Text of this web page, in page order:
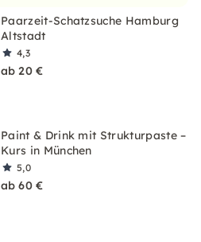
Paarzeit-Schatzsuche Hamburg
Altstadt
4,3
ab 20 €
Paint & Drink mit Strukturpaste –
Kurs in München
5,0
ab 60 €